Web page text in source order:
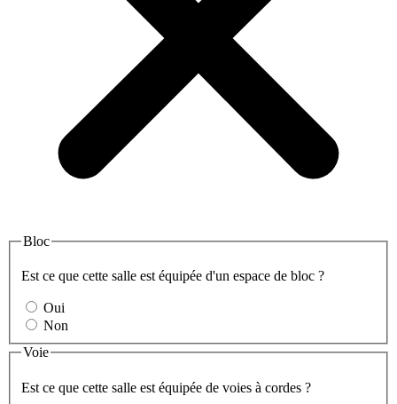
Bloc
Est ce que cette salle est équipée d'un espace de bloc ?
Oui
Non
Voie
Est ce que cette salle est équipée de voies à cordes ?